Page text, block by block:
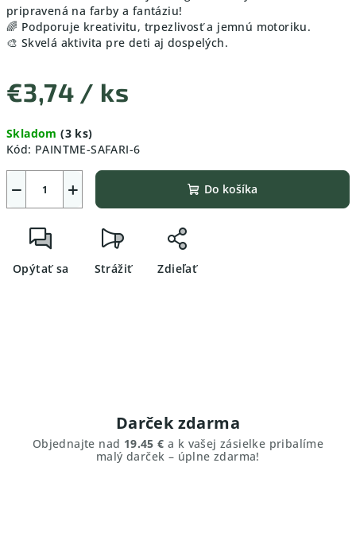
pripravená na farby a fantáziu!
🌈 Podporuje kreativitu, trpezlivosť a jemnú motoriku.
🎨 Skvelá aktivita pre deti aj dospelých.
€3,74 / ks
cena:
Skladom(3 ks)
Kód: PAINTME-SAFARI-6
+
− Do košíka
Opýtať sa Strážiť Zdieľať
Darček zdarma
Objednajte nad 19.45 € a k vašej zásielke pribalíme
malý darček – úplne zdarma!